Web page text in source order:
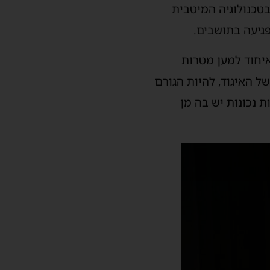
המיטבית
בתושבים.
למען מטרות
האיגוד, להיות הגורם
נכונות יש בה מן